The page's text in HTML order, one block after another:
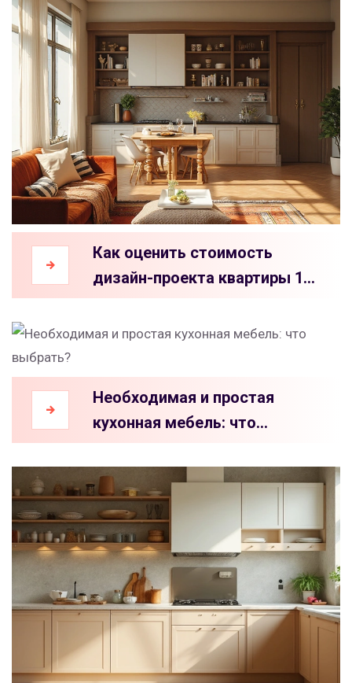
Как оценить стоимость
дизайн-проекта квартиры 100
кв. м
Необходимая и простая
кухонная мебель: что
выбрать?